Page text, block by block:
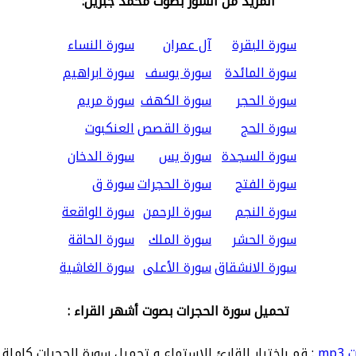
سورة البقرة
آل عمران
سورة النساء
سورة المائدة سورة يوسف سورة ابراهيم
سورة الحجر
سورة الكهف سورة مريم
سورة الحج
سورة القصصالعنكبوت
سورة السجدة سورة يس
سورة الدخان
سورة الفتح
سورة الحجراتسورة ق
سورة النجم
سورة الرحمن سورة الواقعة
سورة الحشر
سورة الملك سورة الحاقة
سورة الانشقاقسورة الأعلى سورة الغاشية
تحميل سورة الحجرات بصوت أشهر القراء :